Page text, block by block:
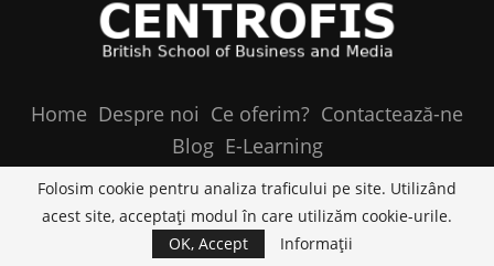
Home Despre noi Ce oferim? Contactează-ne
Blog E-Learning
@2020 - Toate drepturile rezervate centrofis.ro. Site
realizat deGrozanet Web Design.
Folosim cookie pentru analiza traficului pe site. Utilizând
acest site, acceptați modul în care utilizăm cookie-urile.
OK, Accept
Informații